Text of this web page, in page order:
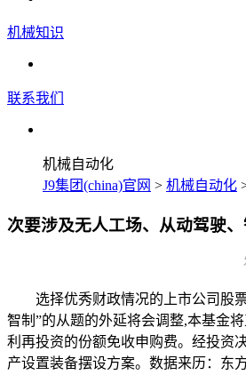
机械知识
联系我们
机械自动化
J9集团(china)官网 > 机械自动化
次要涉及无人工场、从动驾驶
选择优秀财政情况的上市公司股票
智制”的从题的外延将会调整,本基金
利再投资的份额免收申购费。经投资
产设置装备摆设方案。数据来历：东